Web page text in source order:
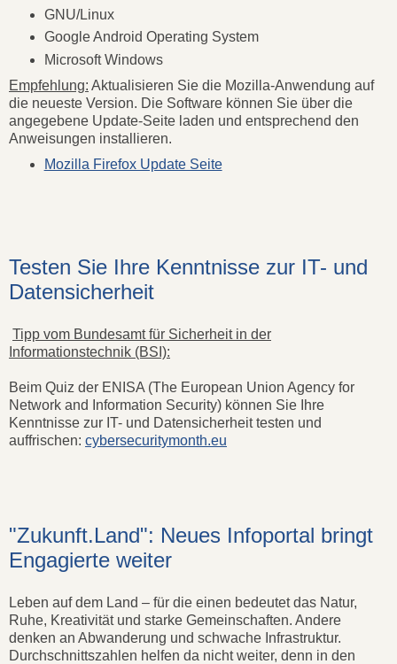
GNU/Linux
Google Android Operating System
Microsoft Windows
Empfehlung: Aktualisieren Sie die Mozilla-Anwendung auf
die neueste Version. Die Software können Sie über die
angegebene Update-Seite laden und entsprechend den
Anweisungen installieren.
Mozilla Firefox Update Seite
Testen Sie Ihre Kenntnisse zur IT- und
Datensicherheit
Tipp vom Bundesamt für Sicherheit in der
Informationstechnik (BSI):
Beim Quiz der ENISA (The European Union Agency for
Network and Information Security) können Sie Ihre
Kenntnisse zur IT- und Datensicherheit testen und
auffrischen: cybersecuritymonth.eu
"Zukunft.Land": Neues Infoportal bringt
Engagierte weiter
Leben auf dem Land – für die einen bedeutet das Natur,
Ruhe, Kreativität und starke Gemeinschaften. Andere
denken an Abwanderung und schwache Infrastruktur.
Durchschnittszahlen helfen da nicht weiter, denn in den